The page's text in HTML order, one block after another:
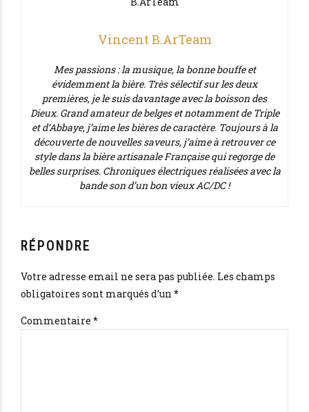
Vincent B.ArTeam
Mes passions : la musique, la bonne bouffe et
évidemment la bière. Très sélectif sur les deux
premières, je le suis davantage avec la boisson des
Dieux. Grand amateur de belges et notamment de Triple
et d’Abbaye, j’aime les bières de caractère. Toujours à la
découverte de nouvelles saveurs, j’aime à retrouver ce
style dans la bière artisanale Française qui regorge de
belles surprises. Chroniques électriques réalisées avec la
bande son d’un bon vieux AC/DC !
RÉPONDRE
Votre adresse email ne sera pas publiée. Les champs
obligatoires sont marqués d’un *
Commentaire *